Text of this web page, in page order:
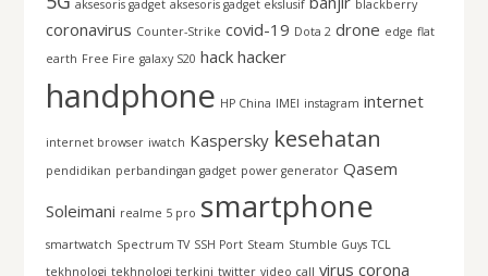
aksesoris gadget aksesoris gadget ekslusif blackberry
coronavirus Counter-Strike covid-19 Dota 2 drone edge flat
earth Free Fire galaxy S20 hack hacker
handphone HP China IMEI instagram internet
internet browser iwatch Kaspersky kesehatan
pendidikan perbandingan gadget power generator Qasem
Soleimani realme 5 pro smartphone
smartwatch Spectrum TV SSH Port Steam Stumble Guys TCL
tekhnologi tekhnologi terkini twitter video call virus corona